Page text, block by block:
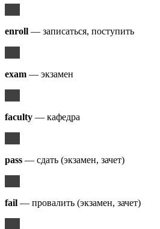
enroll — записаться, поступить
exam — экзамен
faculty — кафедра
pass — cдать (экзамен, зачет)
fail — провалить (экзамен, зачет)